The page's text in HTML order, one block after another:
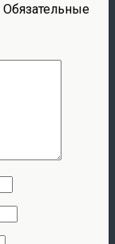
Обязательные